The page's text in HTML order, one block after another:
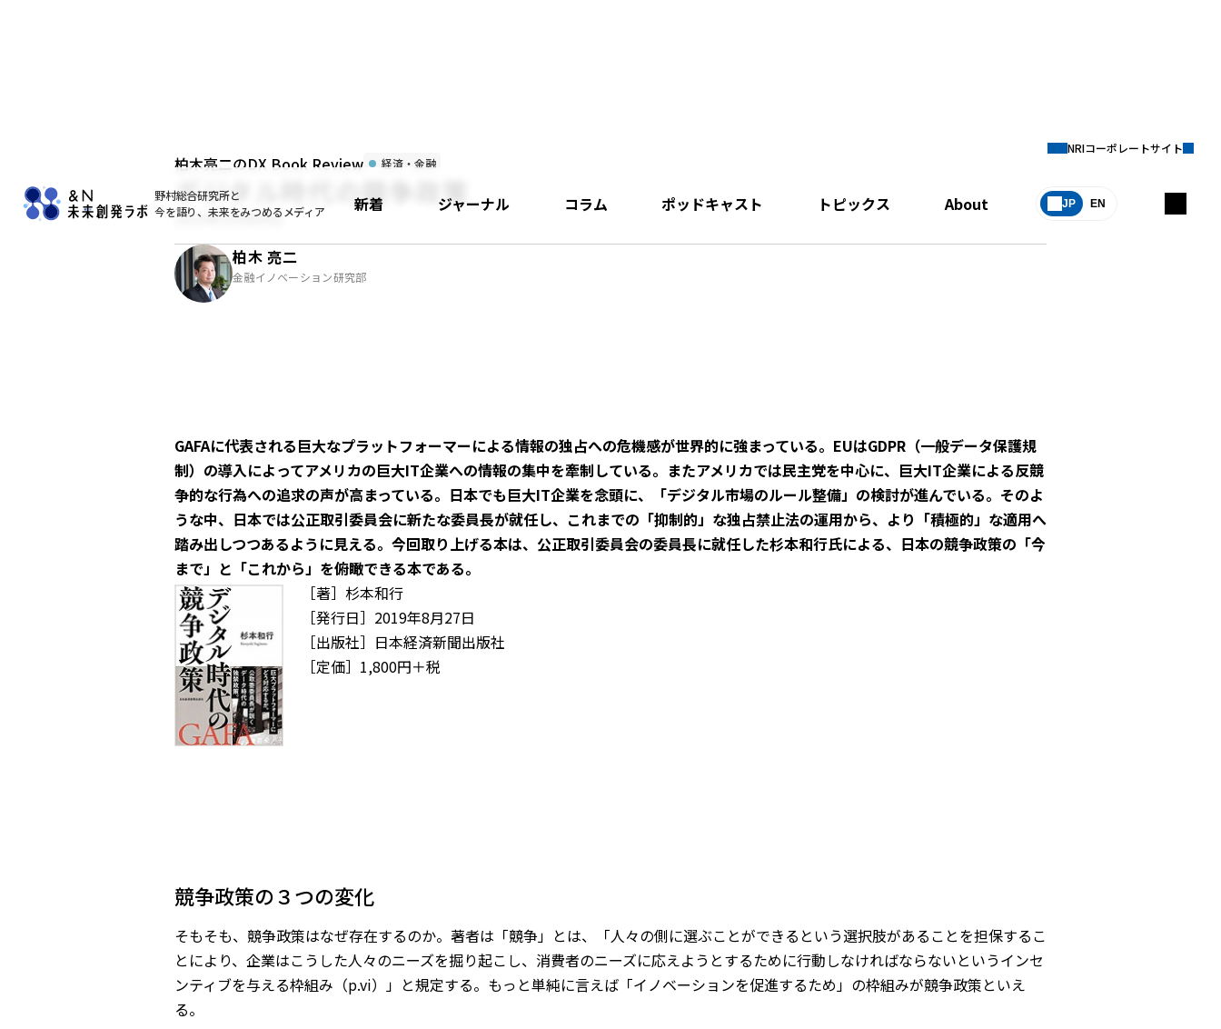
野村総合研究所と
今を語り、未来をみつめるメディア
新着 ジャーナル コラム ポッドキャスト トピックス About JP EN
NRIコーポレートサイト
柏木亮二のDX Book Review 経済・金融
デジタル時代の競争政策
2019年10月09日
柏木 亮二
金融イノベーション研究部
GAFAに代表される巨大なプラットフォーマーによる情報の独占への危機感が世界的に強まっている。EUはGDPR（一般データ保護規
制）の導入によってアメリカの巨大IT企業への情報の集中を牽制している。またアメリカでは民主党を中心に、巨大IT企業による反競
争的な行為への追求の声が高まっている。日本でも巨大IT企業を念頭に、「デジタル市場のルール整備」の検討が進んでいる。そのよ
うな中、日本では公正取引委員会に新たな委員長が就任し、これまでの「抑制的」な独占禁止法の運用から、より「積極的」な適用へ
踏み出しつつあるように見える。今回取り上げる本は、公正取引委員会の委員長に就任した杉本和行氏による、日本の競争政策の「今
まで」と「これから」を俯瞰できる本である。
［著］杉本和行
［発行日］2019年8月27日
［出版社］日本経済新聞出版社
［定価］1,800円＋税
競争政策の３つの変化
そもそも、競争政策はなぜ存在するのか。著者は「競争」とは、「人々の側に選ぶことができるという選択肢があることを担保するこ
とにより、企業はこうした人々のニーズを掘り起こし、消費者のニーズに応えようとするために行動しなければならないというインセ
ンティブを与える枠組み（p.vi）」と規定する。もっと単純に言えば「イノベーションを促進するため」の枠組みが競争政策といえ
る。